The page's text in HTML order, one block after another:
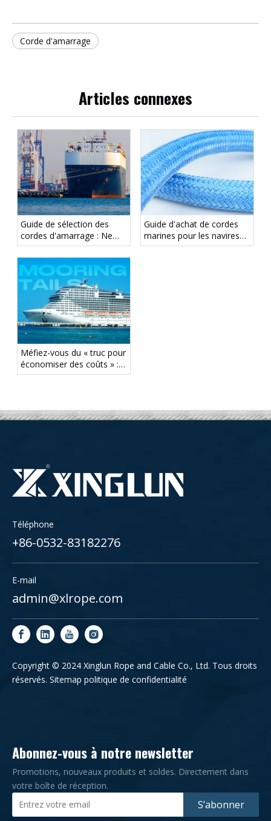
Corde d'amarrage
Articles connexes
Guide de sélection des
cordes d'amarrage : Ne
vous laissez pas tromper
par le diamètre – Focus
sur le LDBF
Guide d'achat de cordes
marines pour les navires
commerciaux, les bateaux
Méfiez-vous du « truc pour
économiser des coûts » :
une queue d'amarrage plus
sécurité
Téléphone
+86-0532-83182276
E-mail
admin@xlrope.com
Copyright © 2024 Xinglun Rope and Cable Co., Ltd. Tous droits
réservés. Sitemap politique de confidentialité
Abonnez-vous à notre newsletter
Promotions, nouveaux produits et soldes. Directement dans
votre boîte de réception.
S’abonner